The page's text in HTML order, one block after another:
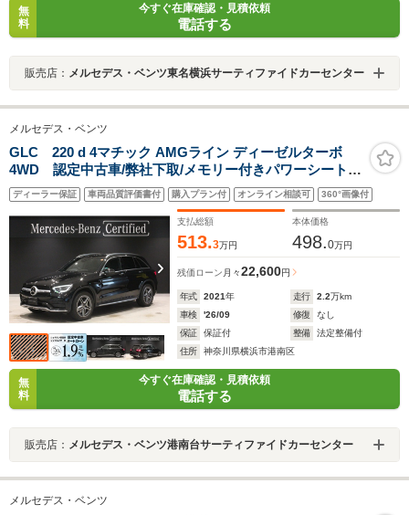
無
料
今すぐ在庫確認・見積依頼
電話する
販売店： メルセデス・ベンツ東名横浜サーティファイドカーセンター
メルセデス・ベンツ
GLC 220 d 4マチック AMGライン ディーゼルターボ
4WD 認定中古車/弊社下取/メモリー付きパワーシート/
シートヒーター/360°カメラ/純正ドライブレコーダー前後/
マルチビームLEDヘッドライト/アンビエントライト/AIR
MATIC サスペンション/ETC/自動追従機能/認定中古車
ディーラー保証 車両品質評価書付 購入プラン付 オンライン相談可 360°画像付
支払総額
513.3万円
本体価格
498.0万円
残価ローン 月々22,600円
年式 2021年 走行 2.2万km
車検
'26/09 修復
なし
保証
保証付 整備
法定整備付
住所
神奈川県横浜市港南区
無
料
今すぐ在庫確認・見積依頼
電話する
販売店： メルセデス・ベンツ港南台サーティファイドカーセンター
メルセデス・ベンツ